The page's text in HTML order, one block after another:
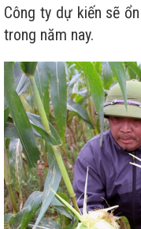
Công ty dự kiến sẽ
trong năm nay.